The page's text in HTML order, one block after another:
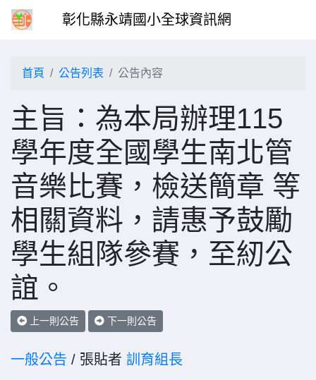
彰化縣永靖國小全球資訊網
首頁 公告列表 公告內容
主旨：為本局辦理115
學年度全國學生南北管
音樂比賽，檢送簡章 等
相關資料，請惠予鼓勵
學生組隊參賽，至紉公
誼。
上一則公告 下一則公告
一般公告 / 張貼者 訓育組長